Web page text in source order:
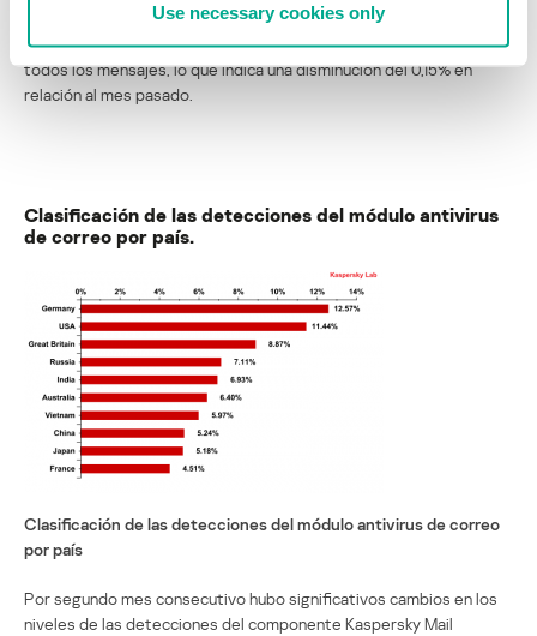
Use necessary cookies only
En octubre, se detectaron archivos maliciosos en el 3,25% de
todos los mensajes, lo que indica una disminución del 0,15% en
relación al mes pasado.
Clasificación de las detecciones del módulo antivirus
de correo por país.
Clasificación de las detecciones del módulo antivirus de correo
por país
Por segundo mes consecutivo hubo significativos cambios en los
niveles de las detecciones del componente Kaspersky Mail